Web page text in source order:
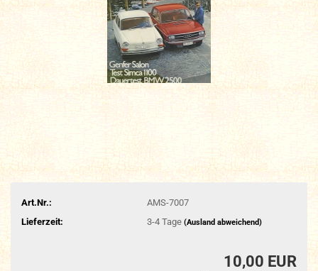
Art.Nr.:
AMS-7007
Lieferzeit:
3-4 Tage (Ausland abweichend)
10,00 EUR